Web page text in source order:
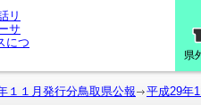
県
１１月発行分鳥取県公報 平成29年